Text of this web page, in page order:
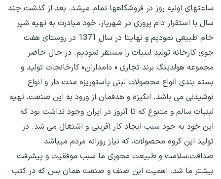
ساعتهای اولیه روز در فروشگاهها تمام میشد. بعد از گذشت چند
سال با استقرار دام پروری در شهریار، خود مبادرت به تهیه شیر
خام طبیعی نمودیم و نهایتا در سال 1371 در روستای هفت
جوی کارخانه تولید لبنیات را مستقر نمودیم. در حال حاضر
مجموعه هولدینگ برند تجاری « دامداران» کارخانجات تولید و
بسته بندی انواع محصولات لبنی پاستوریزه مدت دار و انواع
نوشیدنی می باشد. انگیزه و هدفمان از ورود به این صنعت، تهیه
لبنیات سالم و متنوع که تا آنروز در ایران وجود نداشت بود که
این خود به خود سبب ایجاد کار آفرینی و اشتغال می شد. در
تولید این گروه محصولات، که نیاز روزانه مردم میباشد
صداقت،سلامت و طبیعت محوری ما سبب موفقیت و پیشرفت
بیشتر ما شد. اهمیت این صنف و صنعت همان بس که در کتب